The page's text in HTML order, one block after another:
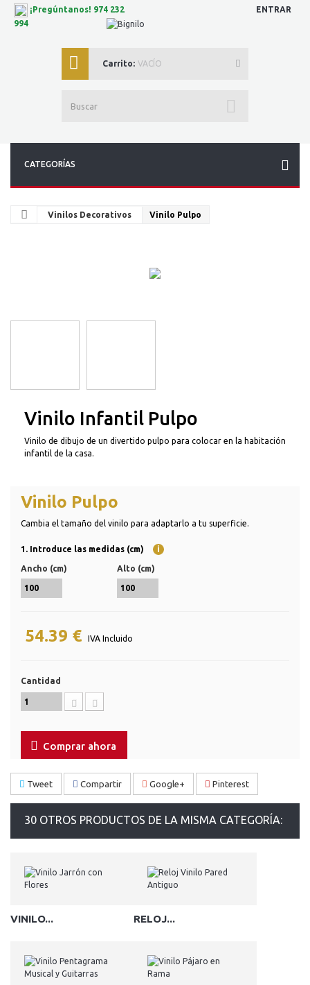
ENTRAR
Carrito: VACÍO
CATEGORÍAS
¡Pregúntanos! 974 232
994
Vinilos Decorativos Vinilo Pulpo
Vinilo Infantil Pulpo
Vinilo de dibujo de un divertido pulpo para colocar en la habitación
infantil de la casa.
Vinilo Pulpo
Cambia el tamaño del vinilo para adaptarlo a tu superficie.
1. Introduce las medidas (cm) i
Ancho (cm) Alto (cm)
54.39 € IVA Incluido
Cantidad
Comprar ahora
Tweet Compartir Google+ Pinterest
30 OTROS PRODUCTOS DE LA MISMA CATEGORÍA:
VINILO... RELOJ...